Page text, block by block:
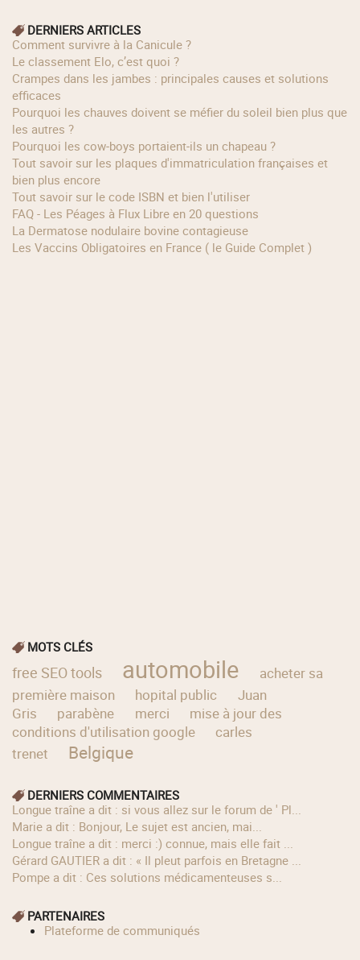
DERNIERS ARTICLES
Comment survivre à la Canicule ?
Le classement Elo, c’est quoi ?
Crampes dans les jambes : principales causes et solutions
efficaces
Pourquoi les chauves doivent se méfier du soleil bien plus que
les autres ?
Pourquoi les cow‑boys portaient‑ils un chapeau ?
Tout savoir sur les plaques d'immatriculation françaises et
bien plus encore
Tout savoir sur le code ISBN et bien l'utiliser
FAQ - Les Péages à Flux Libre en 20 questions
La Dermatose nodulaire bovine contagieuse
Les Vaccins Obligatoires en France ( le Guide Complet )
MOTS CLÉS
free SEO tools automobile
acheter sa
première maison
hopital public
Juan
Gris
parabène merci
mise à jour des
conditions d'utilisation google
carles
trenet
Belgique
DERNIERS COMMENTAIRES
longue traîne a dit : si vous allez sur le forum de ' Pl...
Marie a dit : Bonjour, Le sujet est ancien, mai...
longue traîne a dit : merci :) connue, mais elle fait ...
Gérard GAUTIER a dit : « Il pleut parfois en Bretagne ...
Pompe a dit : Ces solutions médicamenteuses s...
PARTENAIRES
Plateforme de communiqués